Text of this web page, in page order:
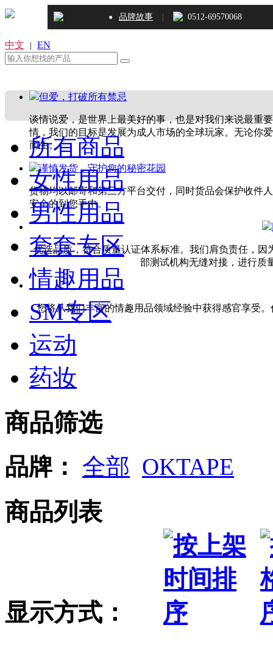
● 品牌故事 | 0512-69570068
中文 | EN
但爱，打破所有禁忌
谈情说爱，是世界上最美好的事，也是对我们来说最重
情，我们的目标是发展为成人市场的全球玩家。无论你
而生。
谨慎发货，守护您的秘密花园
货物均以邮寄和第三方平台交付，同时货品会保护收件
安全的到您手中。
优选品质，符合质量认证体系标准。我们肩负责任，
部测试机构无缝对接，进行质
您将从我们丰富的情趣用品领域经验中获得感官享受
所有商品
女性用品
男性用品
套套专区
情趣用品
SM专区
运动
药妆
商品筛选
品牌： 全部 OKTAPE
商品列表
显示方式：